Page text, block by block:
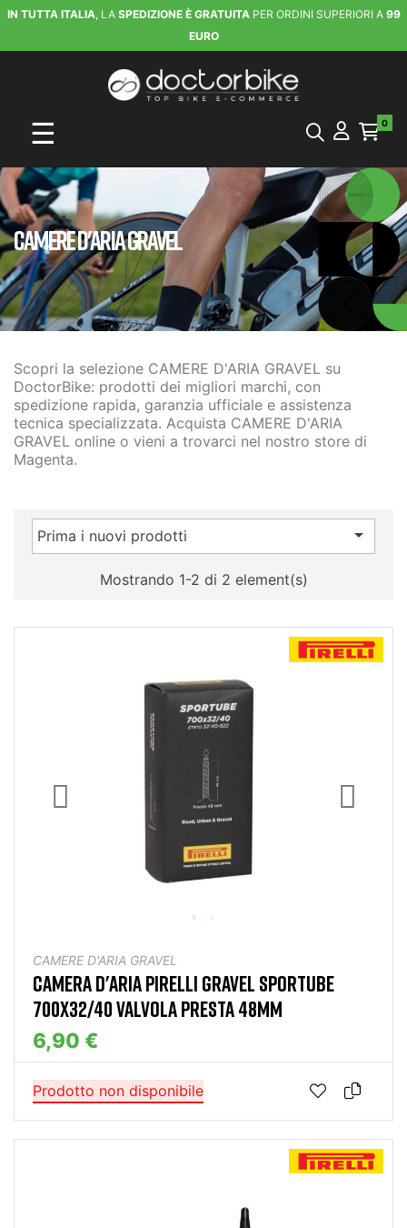
IN TUTTA ITALIA, LA SPEDIZIONE È GRATUITAPER ORDINI SUPERIORI A 99
EURO
navigazione Toggle
☰ 0
CAMERE D'ARIA GRAVEL
Scopri la selezione CAMERE D'ARIA GRAVEL su
DoctorBike: prodotti dei migliori marchi, con
spedizione rapida, garanzia ufficiale e assistenza
tecnica specializzata. Acquista CAMERE D'ARIA
GRAVEL online o vieni a trovarci nel nostro store di
Magenta.
Prima i nuovi prodotti 
Mostrando 1-2 di 2 element(s)
CAMERE D'ARIA GRAVEL
CAMERA D'ARIA PIRELLI GRAVEL SPORTUBE
700X32/40 VALVOLA PRESTA 48MM
6,90 €
Prodotto non disponibile